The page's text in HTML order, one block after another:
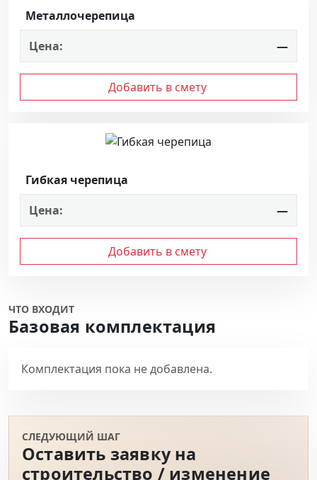
Металлочерепица
Цена:
—
Добавить в смету
Гибкая черепица
Цена:
—
Добавить в смету
ЧТО ВХОДИТ
Базовая комплектация
Комплектация пока не добавлена.
СЛЕДУЮЩИЙ ШАГ
Оставить заявку на
строительство / изменение